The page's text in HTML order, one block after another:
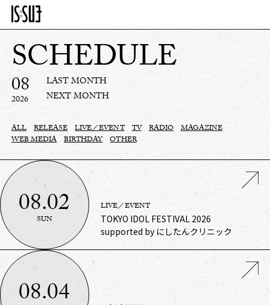
SCHEDULE
08
2026
LAST MONTH
NEXT MONTH
ALL RELEASE LIVE／EVENT TV RADIO MAGAZINE
WEB MEDIA BIRTHDAY OTHER
08.02
SUN
LIVE／EVENT
TOKYO IDOL FESTIVAL 2026
supported by にしたんクリニック
08.04